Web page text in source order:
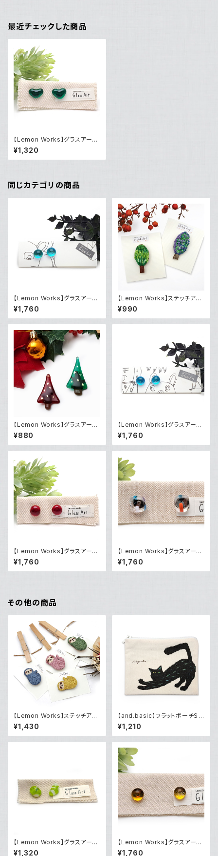
最近チェックした商品
【Lemon Works】グラスアート
ピアス（Green）
¥1,320
同じカテゴリの商品
【Lemon Works】グラスアー
ト ボールピアス（Maline blu
e）
¥1,760
【Lemon Works】ステッチアー
ト ふわもこブローチ（Tree）
¥990
【Lemon Works】グラスアート
ツリーブローチ
¥880
【Lemon Works】グラスアー
ト ボールピアス（Blue）
¥1,760
【Lemon Works】グラスアート
ボールピアス（Red）
¥1,760
【Lemon Works】グラスアート
ピアス（LWGAPP-28）
¥1,760
その他の商品
【Lemon Works】ステッチアー
ト ふわもこブローチ（ナマケモ
ノ ）
¥1,430
【and.basic】フラットポーチＳ
「黒猫」
¥1,210
【Lemon Works】グラスアー
ト ピアス（LWGAPP-01）
¥1,320
【Lemon Works】グラスアート
ボールピアス（Yellow gold）
¥1,760